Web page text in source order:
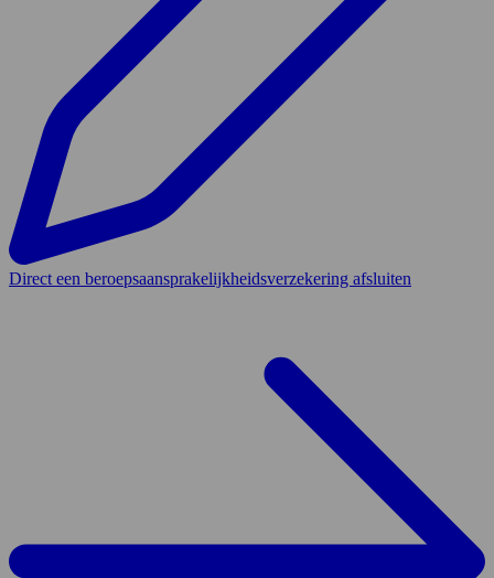
Direct een beroepsaansprakelijkheidsverzekering afsluiten